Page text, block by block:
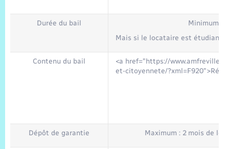
Durée du bail
Minimum :
Mais si le locataire est étudiant,
Contenu du bail
<a href="https://www.amfreville-
et-citoyennete/
Dépôt de garantie Maximum : 2 mois de